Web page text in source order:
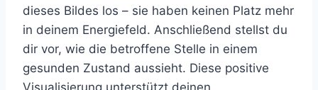
dieses Bildes los – sie haben keinen Platz mehr
in deinem Energiefeld. Anschließend stellst du
dir vor, wie die betroffene Stelle in einem
gesunden Zustand aussieht. Diese positive